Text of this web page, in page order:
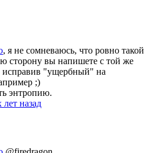
, я не сомневаюсь, что ровно такой
сторону вы напишете с той же
исправив "ущербный" на
;)
энтропию.
лет назад